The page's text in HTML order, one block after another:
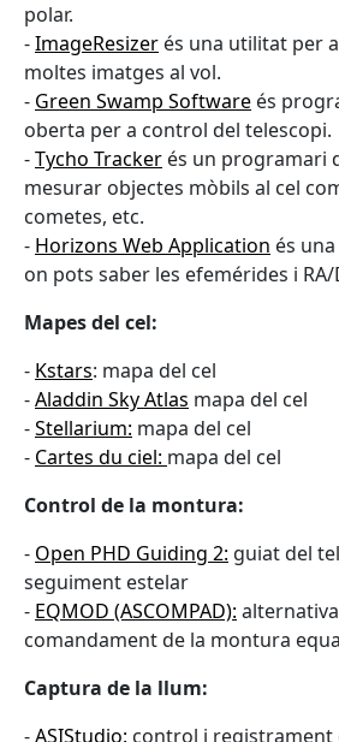
polar.
-ImageResizer és una utilitat per
moltes imatges al vol.
- Green Swamp Software és
oberta per a control del telescopi.
-Tycho Tracker és un programari
mesurar objectes mòbils al cel
cometes, etc.
- Horizons Web Application és
on pots saber les efemérides i
Mapes del cel:
- Kstars: mapa del cel
-Aladdin Sky Atlas mapa del cel
-Stellarium: mapa del cel
- Cartes du ciel: mapa del cel
Control de la montura:
- Open PHD Guiding 2: guiat del
seguiment estelar
- EQMOD (ASCOMPAD):
comandament de la montura
Captura de la llum:
-ASIStudio: control i registrament